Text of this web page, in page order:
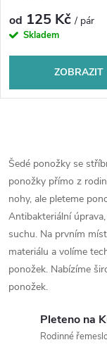
r
o
d
k
t
ů
p
r
u
k
t
ů
od 125 Kč/ pár
Skladem
ZOBRAZIT
v
l
á
d
a
Šedé ponožky se
ponožky přímo z
nohy, ale pleteme
Antibakteriální
suchu. Na prvním
materiálu a volíme
ponožek. Nabízíme
ponožek.
Pleteno na
Rodinné